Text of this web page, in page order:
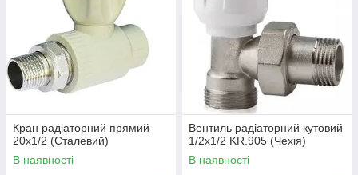
Кран радіаторний прямий
20x1/2 (Сталевий)
В наявності
Вентиль радіаторний кутовий
1/2x1/2 KR.905 (Чехія)
В наявності